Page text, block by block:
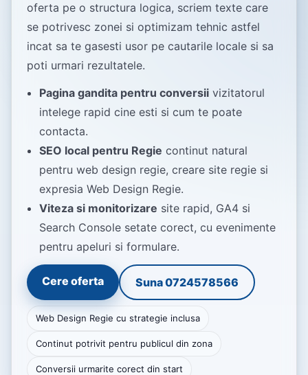
oferta pe o structura logica, scriem texte care
se potrivesc zonei si optimizam tehnic astfel
incat sa te gasesti usor pe cautarile locale si sa
poti urmari rezultatele.
Pagina gandita pentru conversii vizitatorul
intelege rapid cine esti si cum te poate
contacta.
SEO local pentru Regie continut natural
pentru web design regie, creare site regie si
expresia Web Design Regie.
Viteza si monitorizare site rapid, GA4 si
Search Console setate corect, cu evenimente
pentru apeluri si formulare.
Cere oferta Suna 0724578566
Web Design Regie cu strategie inclusa
Continut potrivit pentru publicul din zona
Conversii urmarite corect din start